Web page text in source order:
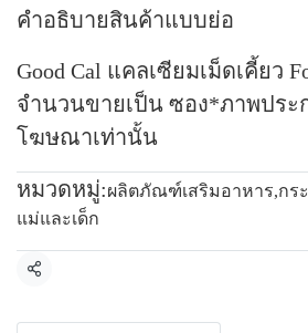
คำอธิบายสินค้าแบบย่อ
Good Cal แคลเซียมเม็ดเคี้ยว
จำนวนขายเป็น ซอง*ภาพประ
โฆษณาเท่านั้น
หมวดหมู่:ผลิตภัณฑ์เสริมอาหาร,กร
แม่และเด็ก
แชร์